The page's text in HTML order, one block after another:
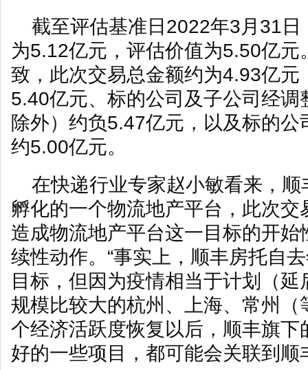
截至评估基准日2022年3月31
为5.12亿元，评估价值为5.50亿元
致，此次交易总金额约为4.93亿元
5.40亿元、标的公司及子公司经调
除外）约负5.47亿元，以及标的
约5.00亿元。
在快递行业专家赵小敏看来，
孵化的一个物流地产平台，此次
造成物流地产平台这一目标的开
续性动作。“事实上，顺丰房托自
目标，但因为疫情相当于计划（
规模比较大的杭州、上海、常州
个经济活跃度恢复以后，顺丰旗
好的一些项目，都可能会关联到顺